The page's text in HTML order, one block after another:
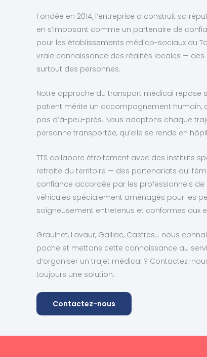
Fondée en 2014, l’entreprise a construit sa
en s’imposant comme un partenaire de
pour les établissements médico-sociaux du
vraie connaissance des réalités locales —
surtout des personnes.
Notre approche du transport médical repose
patient mérite un accompagnement humain,
pas d’à-peu-près. Nous adaptons chaque
personne transportée, qu’elle se rende en
TTS collabore étroitement avec des instituts
retraite du territoire — des partenariats qui
confiance accordée par les professionnels
véhicules spécialement aménagés pour les
soigneusement entretenus et conformes aux
Graulhet, Lavaur, Gaillac, Castres… nous
poche et mettons cette connaissance au
d’organiser un trajet médical ? Contactez-
toujours une solution.
Contactez-nous